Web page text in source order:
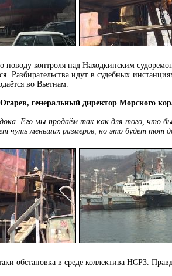
поводу контроля над Находкинским
Разбирательства идут в судебных
во Вьетнам.
генеральный директор Морского
Его мы продаём так как для того, что
чуть меньших размеров, но это будет тот
обстановка в среде коллектива НСРЗ.